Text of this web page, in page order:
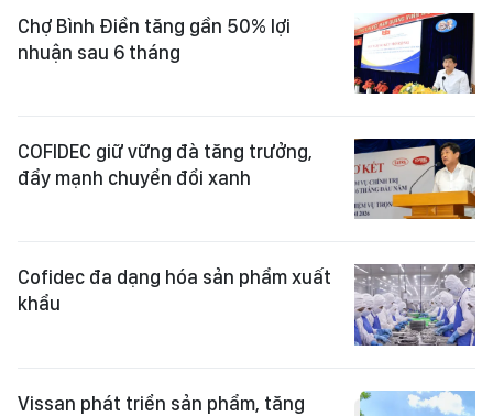
Chợ Bình Điền tăng gần 50% lợi
nhuận sau 6 tháng
COFIDEC giữ vững đà tăng trưởng,
đẩy mạnh chuyển đổi xanh
Cofidec đa dạng hóa sản phẩm xuất
khẩu
Vissan phát triển sản phẩm, tăng